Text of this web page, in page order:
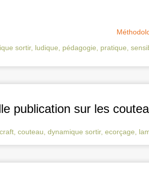
sortir, ludique pédagogie pratique
publication sur les
, couteau dynamique sortir, ecorçage